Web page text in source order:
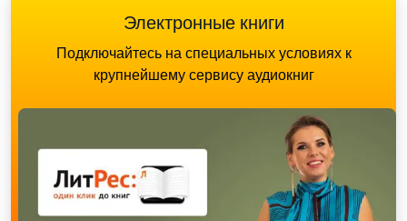
Электронные книги
Подключайтесь на специальных условиях к
крупнейшему сервису аудиокниг